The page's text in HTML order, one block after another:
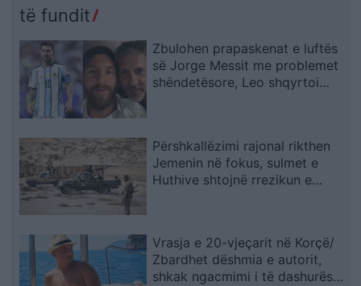
të fundit
Zbulohen prapaskenat e luftës
së Jorge Messit me problemet
shëndetësore, Leo shqyrtoi
Përshkallëzimi rajonal rikthen
Jemenin në fokus, sulmet e
Huthive shtojnë rrezikun e
Vrasja e 20-vjeçarit në Korçë/
Zbardhet dëshmia e autorit,
shkak ngacmimi i të dashurës